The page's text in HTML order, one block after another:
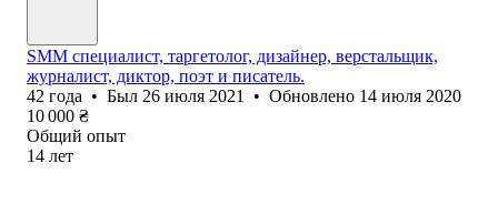
SMM специалист, таргетолог, дизайнер, верстальщик,
журналист, диктор, поэт и писатель.
42 года • Был 26 июля 2021 • Обновлено 14 июля 2020
10 000 ₴
Общий опыт
14 лет